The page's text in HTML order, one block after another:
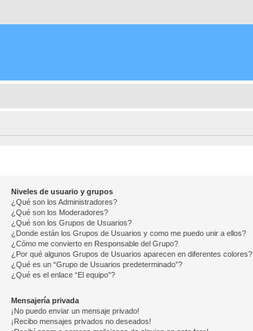
Niveles de usuario y grupos
¿Qué son los Administradores?
¿Qué son los Moderadores?
¿Qué son los Grupos de Usuarios?
¿Donde están los Grupos de Usuarios y como me puedo unir a ellos?
¿Cómo me convierto en Responsable del Grupo?
¿Por qué algunos Grupos de Usuarios aparecen en diferentes colores?
¿Qué es un “Grupo de Usuarios predeterminado”?
¿Qué es el enlace “El equipo”?
Mensajería privada
¡No puedo enviar un mensaje privado!
¡Recibo mensajes privados no deseados!